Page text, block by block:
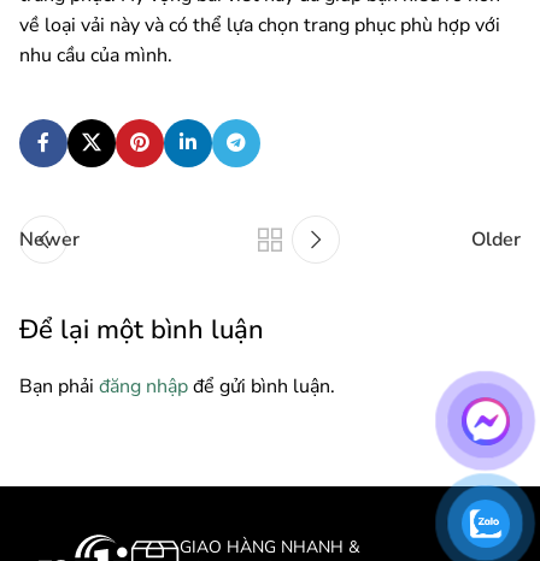
về loại vải này và có thể lựa chọn trang phục phù hợp với
nhu cầu của mình.
Newer Older
Để lại một bình luận
Bạn phải đăng nhậpđể gửi bình luận.
GIAO HÀNG NHANH &